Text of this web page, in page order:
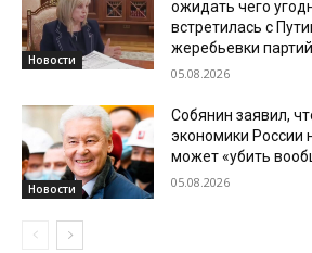
Новости
ожидать чего
встретилась с
жеребьевки партий
05.08.2026
Новости
Собянин заявил,
экономики России
может «убить
05.08.2026